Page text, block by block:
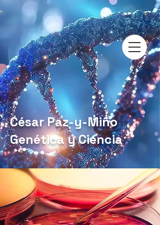
César Paz-y-Miño
Genética y Ciencia